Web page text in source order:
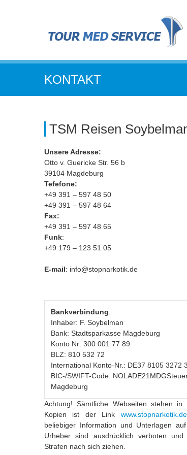
KONTAKT
TSM Reisen
Unsere Adresse:
Otto v. Guericke Str. 56 b
39104 Magdeburg
Tefefone:
+49 391 – 597 48 50
+49 391 – 597 48 64
Fax:
+49 391 – 597 48 65
Funk:
+49 179 – 123 51 05
E-mail: info@stopnarkotik.de
Bankverbindung:
Inhaber: F. Soybelman
Bank: Stadtsparkasse Magdeburg
Konto Nr: 300 001 77 89
BLZ: 810 532 72
International Konto-Nr.: DE37 8105 3272
BIC-/SWIFT-Code:
Magdeburg
Achtung! Sämtliche Webseiten stehen
Kopien ist der Link www.stopnarkotik.de
beliebiger Information und Unterlagen
Urheber sind ausdrücklich verboten
Strafen nach sich ziehen.